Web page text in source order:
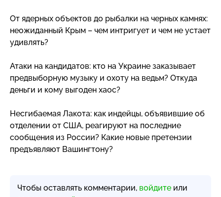
От ядерных объектов до рыбалки на черных камнях:
неожиданный Крым – чем интригует и чем не устает
удивлять?
Атаки на кандидатов: кто на Украине заказывает
предвыборную музыку и охоту на ведьм? Откуда
деньги и кому выгоден хаос?
Несгибаемая Лакота: как индейцы, объявившие об
отделении от США, реагируют на последние
сообщения из России? Какие новые претензии
предъявляют Вашингтону?
Чтобы оставлять комментарии, войдите или